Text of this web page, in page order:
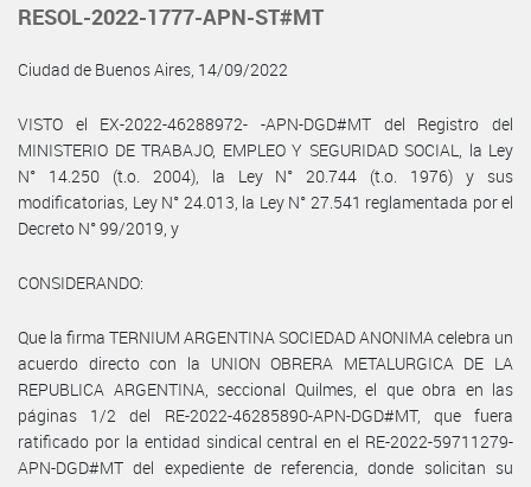
RESOL-2022-1777-APN-ST#MT
Ciudad de Buenos Aires, 14/09/2022
VISTO el EX-2022-46288972- -APN-DGD#MT del Registro del
MINISTERIO DE TRABAJO, EMPLEO Y SEGURIDAD SOCIAL, la Ley
N° 14.250 (t.o. 2004), la Ley N° 20.744 (t.o. 1976) y sus
modificatorias, Ley N° 24.013, la Ley N° 27.541 reglamentada por el
Decreto N° 99/2019, y
CONSIDERANDO:
Que la firma TERNIUM ARGENTINA SOCIEDAD ANONIMA celebra un
acuerdo directo con la UNION OBRERA METALURGICA DE LA
REPUBLICA ARGENTINA, seccional Quilmes, el que obra en las
páginas 1/2 del RE-2022-46285890-APN-DGD#MT, que fuera
ratificado por la entidad sindical central en el RE-2022-59711279-
APN-DGD#MT del expediente de referencia, donde solicitan su